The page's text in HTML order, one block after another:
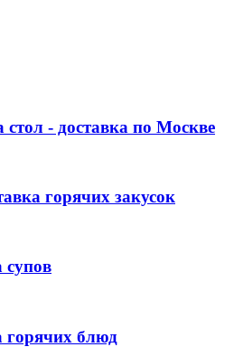
- доставка по Москве
горячих закусок
супов
горячих блюд